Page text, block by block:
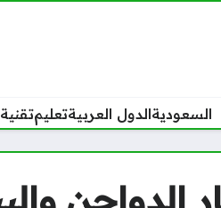
السعوديةالدول العربيةتعليمتقنية